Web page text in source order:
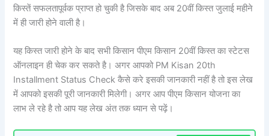
किस्तें सफलतापूर्वक प्राप्त हो चुकी है जिसके बाद अब 20वीं किस्त जुलाई महीने
में ही जारी होने वाली है।
यह किस्त जारी होने के बाद सभी किसान पीएम किसान 20वीं किस्त का स्टेटस
ऑनलाइन ही चेक कर सकते है। अगर आपको PM Kisan 20th
Installment Status Check कैसे करे इसकी जानकारी नहीं है तो इस लेख
में आपको इसकी पूरी जानकारी मिलेगी। अगर आप पीएम किसान योजना का
लाभ ले रहे है तो आप यह लेख अंत तक ध्यान से पढ़ें।